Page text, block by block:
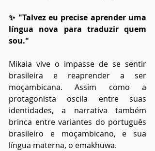
✨ "Talvez eu precise aprender uma
língua nova para traduzir quem
sou."
Mikaia vive o impasse de se sentir
brasileira e reaprender a ser
moçambicana. Assim como a
protagonista oscila entre suas
identidades, a narrativa também
brinca entre variantes do português
brasileiro e moçambicano, e sua
língua materna, o emakhuwa.